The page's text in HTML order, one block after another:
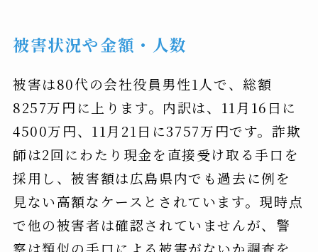
被害状況や金額・人数
被害は80代の会社役員男性1人で、総額
8257万円に上ります。内訳は、11月16日に
4500万円、11月21日に3757万円です。詐欺
師は2回にわたり現金を直接受け取る手口を
採用し、被害額は広島県内でも過去に例を
見ない高額なケースとされています。現時点
で他の被害者は確認されていませんが、警
察は類似の手口による被害がないか調査を